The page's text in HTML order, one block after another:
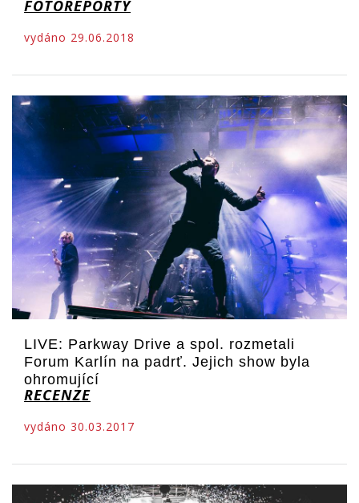
FOTOREPORTY
vydáno 29.06.2018
LIVE: Parkway Drive a spol. rozmetali
Forum Karlín na padrť. Jejich show byla
ohromující
RECENZE
vydáno 30.03.2017